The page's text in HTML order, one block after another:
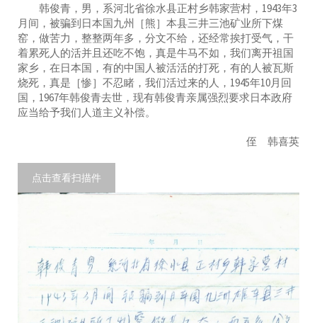
韩俊青，男，系河北省徐水县正村乡韩家营村，1943年3
月间，被骗到日本国九州［熊］本县三井三池矿业所下煤
窑，做苦力，整整两年多，分文不给，还经常挨打受气，干
着累死人的活并且还吃不饱，真是牛马不如，我们离开祖国
家乡，在日本国，有的中国人被活活的打死，有的人被瓦斯
烧死，真是［惨］不忍睹，我们活过来的人，1945年10月回
国，1967年韩俊青去世，现有韩俊青亲属强烈要求日本政府
应当给予我们人道主义补偿。
侄 韩喜英